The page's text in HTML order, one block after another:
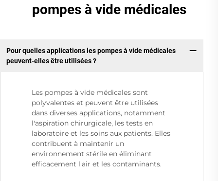
pompes à vide médicales
Pour quelles applications les pompes à vide médicales
peuvent-elles être utilisées ?
Les pompes à vide médicales sont
polyvalentes et peuvent être utilisées
dans diverses applications, notamment
l'aspiration chirurgicale, les tests en
laboratoire et les soins aux patients. Elles
contribuent à maintenir un
environnement stérile en éliminant
efficacement l'air et les contaminants.